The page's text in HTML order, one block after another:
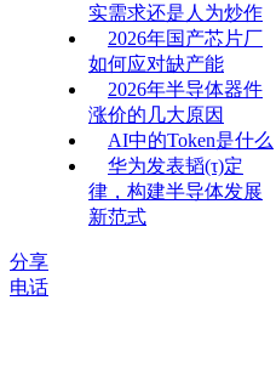
实需求还是人为炒作
2026年国产芯片厂
如何应对缺产能
2026年半导体器件
涨价的几大原因
AI中的Token是什么
华为发表韬(τ)定
律，构建半导体发展
新范式
分享
电话